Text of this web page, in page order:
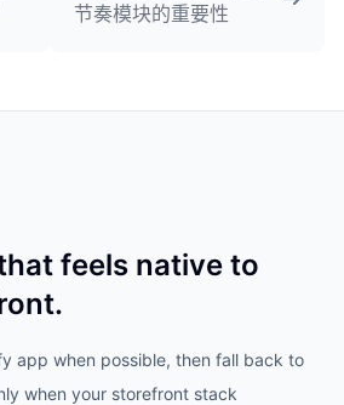
节奏模块的重要性
feels native to
app when possible, then fall back to
when your storefront stack